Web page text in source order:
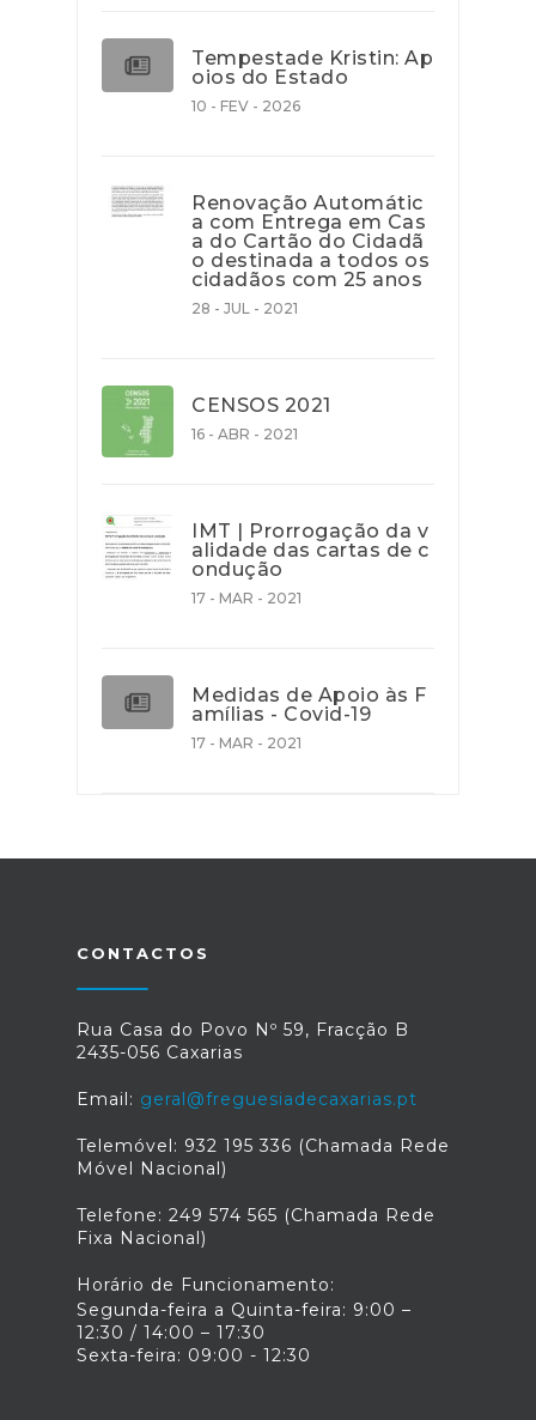
Tempestade Kristin: Ap
oios do Estado
10 - FEV - 2026
Renovação Automátic
a com Entrega em Cas
a do Cartão do Cidadã
o destinada a todos os
cidadãos com 25 anos
28 - JUL - 2021
CENSOS 2021
16 - ABR - 2021
IMT | Prorrogação da v
alidade das cartas de c
ondução
17 - MAR - 2021
Medidas de Apoio às F
amílias - Covid-19
17 - MAR - 2021
CONTACTOS
Rua Casa do Povo Nº 59, Fracção B
2435-056 Caxarias
Email: geral@freguesiadecaxarias.pt
Telemóvel: 932 195 336 (Chamada Rede
Móvel Nacional)
Telefone: 249 574 565 (Chamada Rede
Fixa Nacional)
Horário de Funcionamento:
Segunda-feira a Quinta-feira: 9:00 –
12:30 / 14:00 – 17:30
Sexta-feira: 09:00 - 12:30